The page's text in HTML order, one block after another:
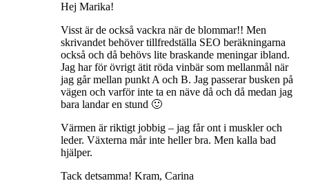
Hej Marika!
Visst är de också vackra när de blommar!! Men
skrivandet behöver tillfredställa SEO beräkningarna
också och då behövs lite braskande meningar ibland.
Jag har för övrigt ätit röda vinbär som mellanmål när
jag går mellan punkt A och B. Jag passerar busken på
vägen och varför inte ta en näve då och då medan jag
bara landar en stund 🙂
Värmen är riktigt jobbig – jag får ont i muskler och
leder. Växterna mår inte heller bra. Men kalla bad
hjälper.
Tack detsamma! Kram, Carina